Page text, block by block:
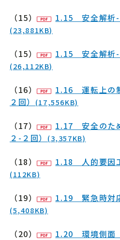
（15） 1.15 安全解析-
(23,881KB)
（15） 1.15 安全解析-
(26,112KB)
（16）
1.16 運転上の
２回）
(17,556KB)
（17）
1.17 安全のた
２-２回）
(3,357KB)
（18） 1.18 人的要因
(112KB)
（19） 1.19 緊急時対
(5,408KB)
（20） 1.20 環境側面